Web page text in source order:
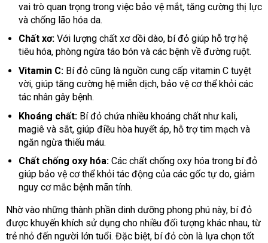
vai trò quan trọng trong việc bảo vệ mắt, tăng cường thị lực
và chống lão hóa da.
Chất xơ:Với lượng chất xơ dồi dào, bí đỏ giúp hỗ trợ hệ
tiêu hóa, phòng ngừa táo bón và các bệnh về đường ruột.
Vitamin C:Bí đỏ cũng là nguồn cung cấp vitamin C tuyệt
vời, giúp tăng cường hệ miễn dịch, bảo vệ cơ thể khỏi các
tác nhân gây bệnh.
Khoáng chất:Bí đỏ chứa nhiều khoáng chất như kali,
magiê và sắt, giúp điều hòa huyết áp, hỗ trợ tim mạch và
ngăn ngừa thiếu máu.
Chất chống oxy hóa:Các chất chống oxy hóa trong bí đỏ
giúp bảo vệ cơ thể khỏi tác động của các gốc tự do, giảm
nguy cơ mắc bệnh mãn tính.
Nhờ vào những thành phần dinh dưỡng phong phú này, bí đỏ
được khuyến khích sử dụng cho nhiều đối tượng khác nhau, từ
trẻ nhỏ đến người lớn tuổi. Đặc biệt, bí đỏ còn là lựa chọn tốt